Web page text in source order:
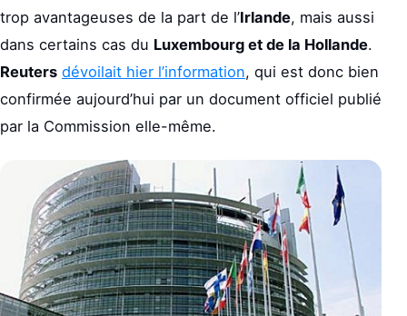
trop avantageuses de la part de l’Irlande, mais aussi
dans certains cas du Luxembourg et de la Hollande.
Reuters dévoilait hier l’information, qui est donc bien
confirmée aujourd’hui par un document officiel publié
par la Commission elle-même.